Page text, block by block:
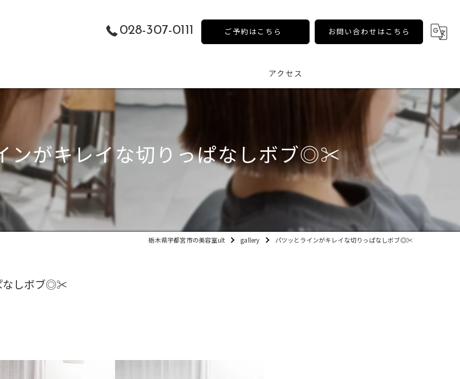
028-307-0111 ご予約はこちら お問い合わせはこちら
アクセス
ンがキレイな切りっぱなしボブ◎✂️
栃木県宇都宮市の美容室ult gallery パツッとラインがキレイな切りっぱなしボブ◎✂️
なしボブ◎✂️